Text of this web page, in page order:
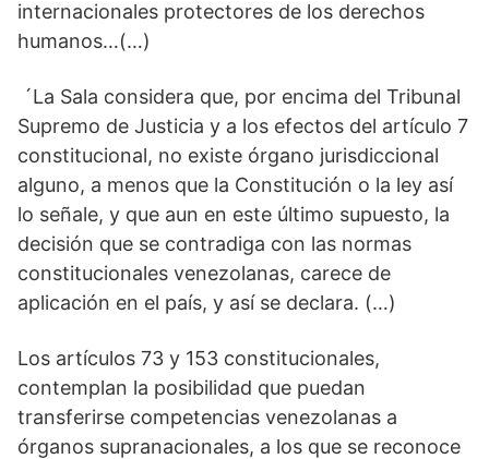
internacionales protectores de los derechos
humanos…(…)
´La Sala considera que, por encima del Tribunal
Supremo de Justicia y a los efectos del artículo 7
constitucional, no existe órgano jurisdiccional
alguno, a menos que la Constitución o la ley así
lo señale, y que aun en este último supuesto, la
decisión que se contradiga con las normas
constitucionales venezolanas, carece de
aplicación en el país, y así se declara. (…)
Los artículos 73 y 153 constitucionales,
contemplan la posibilidad que puedan
transferirse competencias venezolanas a
órganos supranacionales, a los que se reconoce